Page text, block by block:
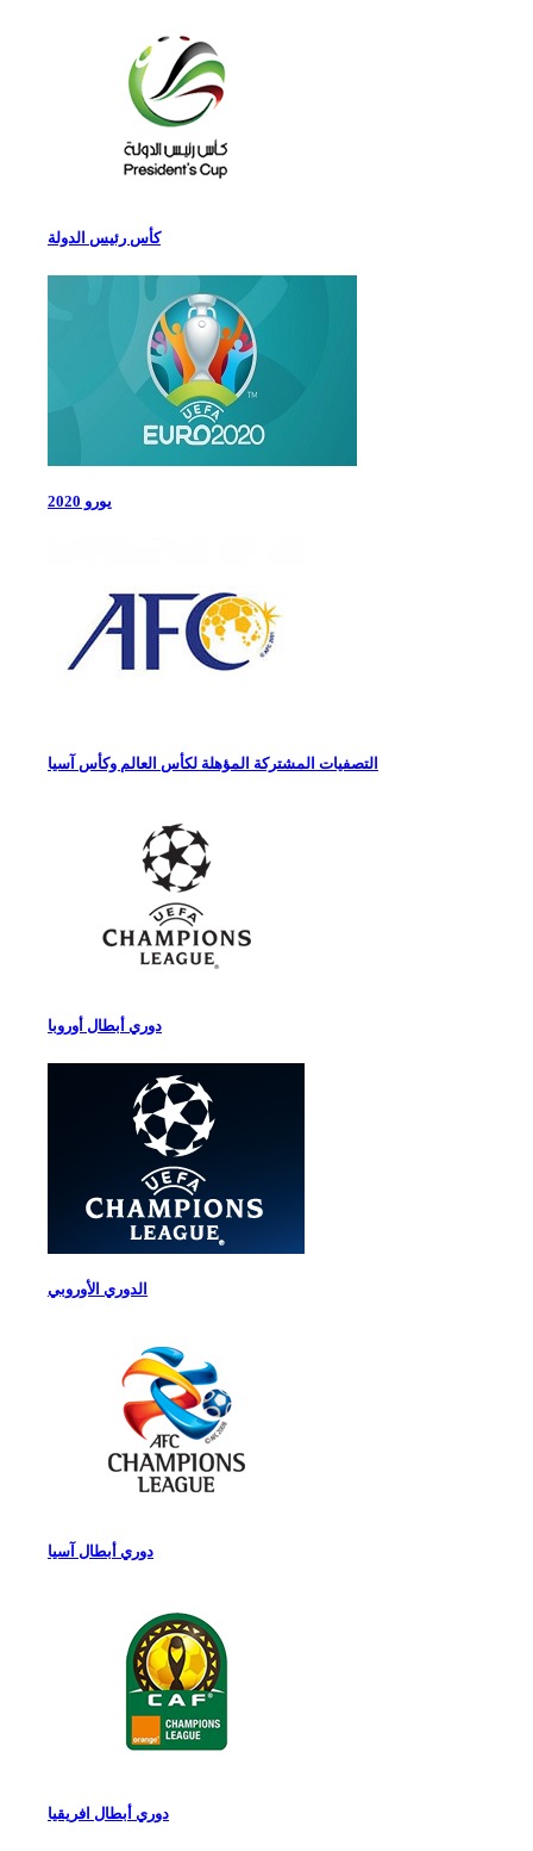
كأس رئيس الدولة
يورو 2020
التصفيات المشتركة المؤهلة لكأس العالم وكأس آسيا
دوري أبطال أوروبا
الدوري الأوروبي
دوري أبطال آسيا
دوري أبطال افريقيا